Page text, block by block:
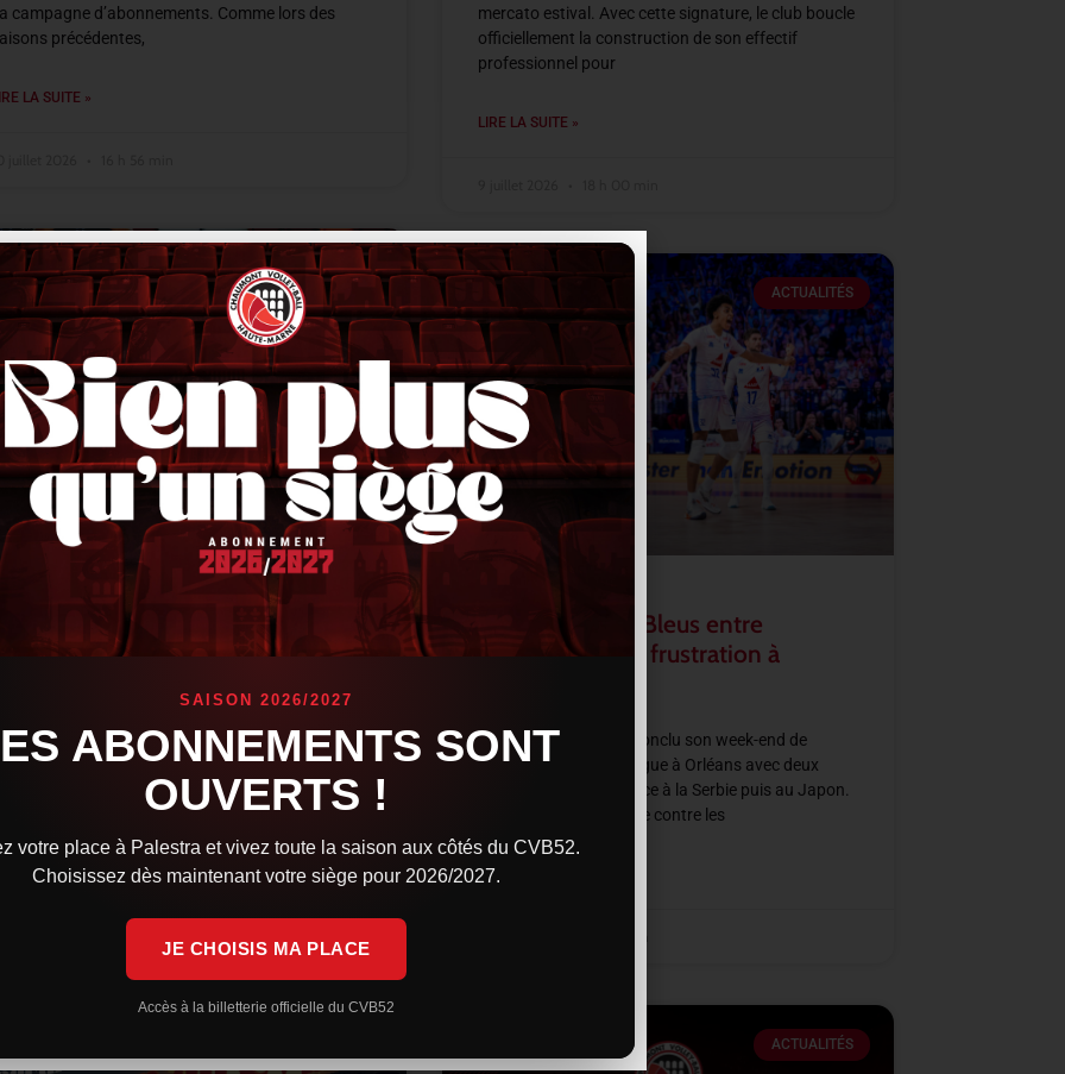
campagne d’abonnements. Comme lors des
précédentes,
LA SUITE »
mercato estival. Avec cette signature, le club boucle
officiellement la construction de son effectif
professionnel pour
LIRE LA SUITE »
ACTUALITÉS
en finale, Stetka en or,
Liberman en bronze
Lindqvist avec la Finlande a rendez-vous en finale
de l’European League, tandis que la République
et Martin Stetka sont sorti vainqueurs des
8 juillet 2026 9 h 59 min
ACTUALITÉS
VNL 2026 : les Bleus entre
confirmation et frustration à
L’équipe de France a conclu son week-end de
Volleyball Nations League à Orléans avec deux
rencontres intenses face à la Serbie puis au Japon.
Après une victoire nette contre les
LIRE LA SUITE »
ACTUALITÉS
SAISON 2026/2027
ABONNEMENTS SONT
OUVERTS !
votre place à Palestra et vivez toute la saison aux côtés du CVB52.
Choisissez dès maintenant votre siège pour 2026/2027.
JE CHOISIS MA PLACE
Accès à la billetterie officielle du CVB52